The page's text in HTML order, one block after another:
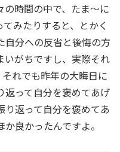
時間の中で、たま～に
みたりすると、とかく
自分への反省と後悔の方
いがちですし、実際それ
れでも昨年の大晦日に
返って自分を褒めてあげ
返って自分を褒めてあ
良かったんですよ。